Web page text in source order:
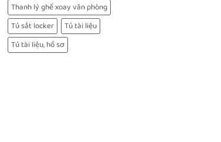
Thanh lý ghế xoay văn phòng
Tủ sắt locker
Tủ tài liệu
Tủ tài liệu, hồ sơ